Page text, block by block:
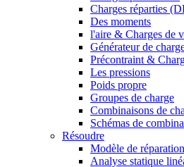
Charges réparties
Des moments
l'aire & Charges de
Générateur de
Précontraint &
Les pressions
Poids propre
Groupes de charge
Combinaisons de
Schémas de
Résoudre
Modèle de réparation
Analyse statique